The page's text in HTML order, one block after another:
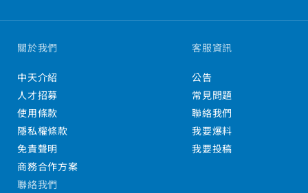
關於我們
中天介紹
人才招募
使用條款
隱私權條款
免責聲明
商務合作方案
客服資訊
公告
常見問題
聯絡我們
我要爆料
我要投稿
聯絡我們